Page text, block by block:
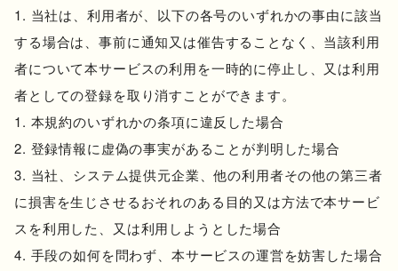
当社は、利用者が、以下の各号のいずれかの事由に該当
する場合は、事前に通知又は催告することなく、当該利用
者について本サービスの利用を一時的に停止し、又は利用
者としての登録を取り消すことができます。
本規約のいずれかの条項に違反した場合
登録情報に虚偽の事実があることが判明した場合
当社、システム提供元企業、他の利用者その他の第三者
に損害を生じさせるおそれのある目的又は方法で本サービ
スを利用した、又は利用しようとした場合
手段の如何を問わず、本サービスの運営を妨害した場合